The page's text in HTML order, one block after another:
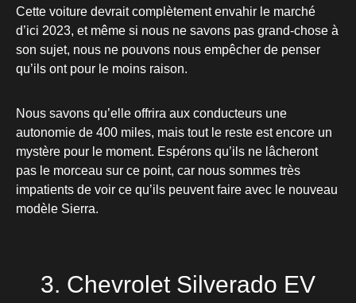
Cette voiture devrait complètement envahir le marché
d’ici 2023, et même si nous ne savons pas grand-chose à
son sujet, nous ne pouvons nous empêcher de penser
qu’ils ont pour le moins raison.
Nous savons qu’elle offrira aux conducteurs une
autonomie de 400 miles, mais tout le reste est encore un
mystère pour le moment. Espérons qu’ils ne lâcheront
pas le morceau sur ce point, car nous sommes très
impatients de voir ce qu’ils peuvent faire avec le nouveau
modèle Sierra.
3. Chevrolet Silverado EV